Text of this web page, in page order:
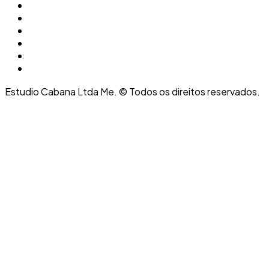
Estudio Cabana Ltda Me. © Todos os direitos reservados.